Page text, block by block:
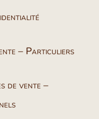
– Particuliers
de vente –